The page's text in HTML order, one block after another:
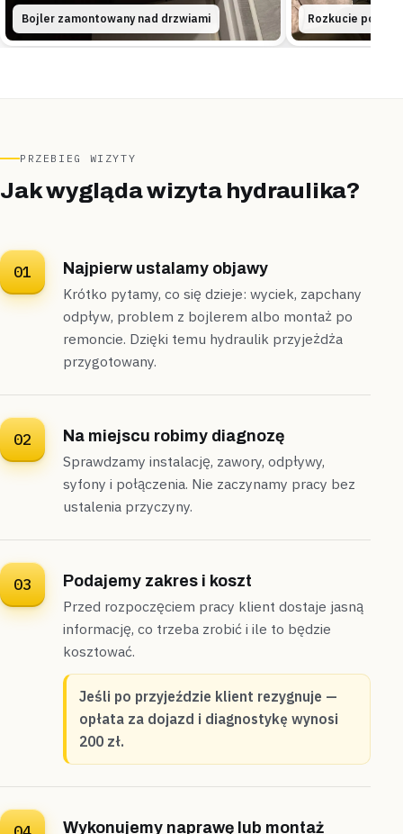
Uszczelnione Cena znana z góry
ścianą specjalną taśmą —
lata gwarancji
Zamontowane Gwarancja na złącze
Kołbiel szeregowiec
„Mieszkańcy szeregowca zauważyli, że ciśnienie
wody spada wieczorem, gdy wszyscy korzystają z
instalacji naraz.”
Zamontowaliśmy reduktor ciśnienia i wymieniliśmy
zwężony odcinek podejścia na nowy —
Wymienione
dom jednorodzinny
„Bojler stał w kartonie w garażu, bo ekipa
remontowa nie zdążyła go podłączyć.”
Umocowaliśmy podgrzewacz w kotłowni, spięliśmy
instalację zaworem bezpieczeństwa i naczyniem
przeponowym, po próbie szczelnościciepła woda
popłynęła w niecałe dwie godziny
Podłączone Do 2 godzin
Halinów
„Tuż po zmroku w łazience segmentu pojawiła się
kałuża wypływająca spod pralki.”
Namierzyliśmy poluzowany wężyk odpływowy i
wymieniliśmy go na nowy, nie ruszając płytek —awarię
opanowaliśmy bez ingerencji w podłogę.
Opanowane
Bojler zamontowany nad drzwiami Rozkucie
PRZEBIEG WIZYTY
Jak wygląda wizyta hydraulika?
01
Najpierw ustalamy objawy
Krótko pytamy, co się dzieje: wyciek, zapchany
odpływ, problem z bojlerem albo montaż po
remoncie. Dzięki temu hydraulik przyjeżdża
przygotowany.
02
Na miejscu robimy diagnozę
Sprawdzamy instalację, zawory, odpływy,
syfony i połączenia. Nie zaczynamy pracy bez
ustalenia przyczyny.
03
Podajemy zakres i koszt
Przed rozpoczęciem pracy klient dostaje jasną
informację, co trzeba zrobić i ile to będzie
kosztować.
Jeśli po przyjeździe klient rezygnuje —
opłata za dojazd i diagnostykę wynosi
200 zł.
Wykonujemy naprawę lub montaż